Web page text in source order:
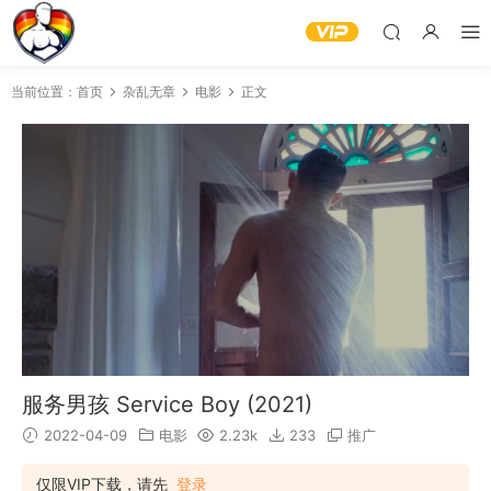
当前位置： 首页 杂乱无章 电影 正文
服务男孩 Service Boy (2021)
2022-04-09 电影 2.23k 233 推广
仅限VIP下载，请先 登录